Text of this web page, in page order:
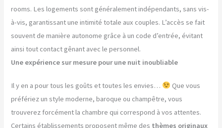
rooms. Les logements sont généralement indépendants, sans vis-
à-vis, garantissant une intimité totale aux couples. L’accès se fait
souvent de manière autonome grâce à un code d’entrée, évitant
ainsi tout contact gênant avec le personnel.
Une expérience sur mesure pour une nuit inoubliable
Il y en a pour tous les goûts et toutes les envies…
Que vous
préfériez un style moderne, baroque ou champêtre, vous
trouverez forcément la chambre qui correspond à vos attentes.
Certains établissements proposent même des thèmes originaux